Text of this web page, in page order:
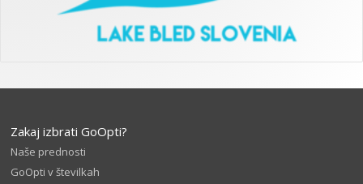
Zakaj izbrati GoOpti?
Naše prednosti
GoOpti v številkah